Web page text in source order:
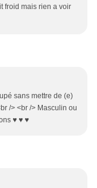
froid mais rien a voir
sans mettre de (e)
/> <br /> Masculin ou
♥ ♥ ♥